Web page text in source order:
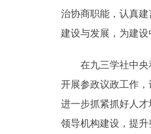
治协商职能，认真
建设与发展，为建
在九三学社中央和
开展参政议政工作
进一步抓紧抓好人
领导机构建设，提